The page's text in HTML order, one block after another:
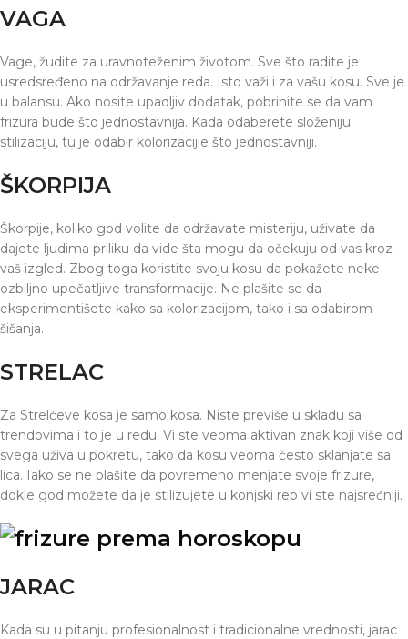
VAGA
Vage, žudite za uravnoteženim životom. Sve što radite je
usredsređeno na održavanje reda. Isto važi i za vašu kosu. Sve je
u balansu. Ako nosite upadljiv dodatak, pobrinite se da vam
frizura bude što jednostavnija. Kada odaberete složeniju
stilizaciju, tu je odabir kolorizacijie što jednostavniji.
ŠKORPIJA
Škorpije, koliko god volite da održavate misteriju, uživate da
dajete ljudima priliku da vide šta mogu da očekuju od vas kroz
vaš izgled. Zbog toga koristite svoju kosu da pokažete neke
ozbiljno upečatljive transformacije. Ne plašite se da
eksperimentišete kako sa kolorizacijom, tako i sa odabirom
šišanja.
STRELAC
Za Strelčeve kosa je samo kosa. Niste previše u skladu sa
trendovima i to je u redu. Vi ste veoma aktivan znak koji više od
svega uživa u pokretu, tako da kosu veoma često sklanjate sa
lica. Iako se ne plašite da povremeno menjate svoje frizure,
dokle god možete da je stilizujete u konjski rep vi ste najsrećniji.
JARAC
Kada su u pitanju profesionalnost i tradicionalne vrednosti, jarac